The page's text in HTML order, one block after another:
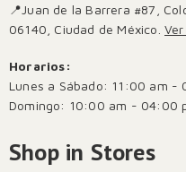
📍Juan de la Barrera #87,
06140, Ciudad de México.
Horarios:
Lunes a Sábado: 11:00 am -
Domingo: 10:00 am - 04:00
Shop in Stores